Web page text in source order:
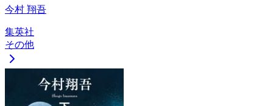
今村 翔吾
集英社
その他